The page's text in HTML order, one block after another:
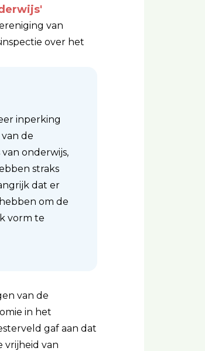
van
over het
inperking
de
onderwijs,
straks
dat er
om de
vorm te
van de
in het
gaf aan dat
vrijheid van